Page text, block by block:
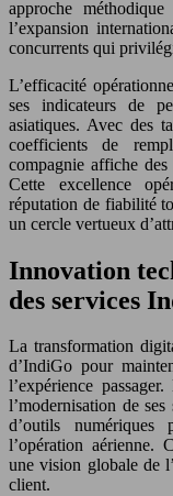
approche
l’expansion
concurrents qui
L’efficacité
ses indicateurs de
asiatiques. Avec des
coefficients de
compagnie affiche des
Cette excellence
réputation de fiabilité
un cercle vertueux
Innovation
des services
La transformation
d’IndiGo pour
l’expérience
l’modernisation de
d’outils numériques
l’opération aérienne.
une vision globale de
client.